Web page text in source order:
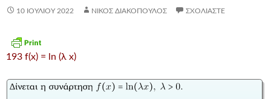
10 ΙΟΥΛΊΟΥ 2022 ΝΊΚΟΣ ΔΙΑΚΌΠΟΥΛΟΣ ΣΧΟΛΙΆΣΤΕ
193 f(x) = ln (λ x)